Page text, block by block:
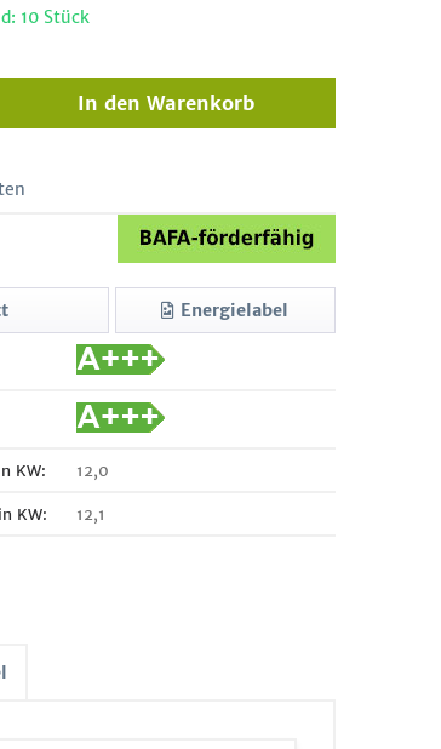
10 Stück
In den Warenkorb
Energielabel
KW: 12,0
KW: 12,1